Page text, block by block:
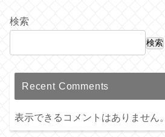
検索
検索
Recent Comments
表示できるコメントはありません。